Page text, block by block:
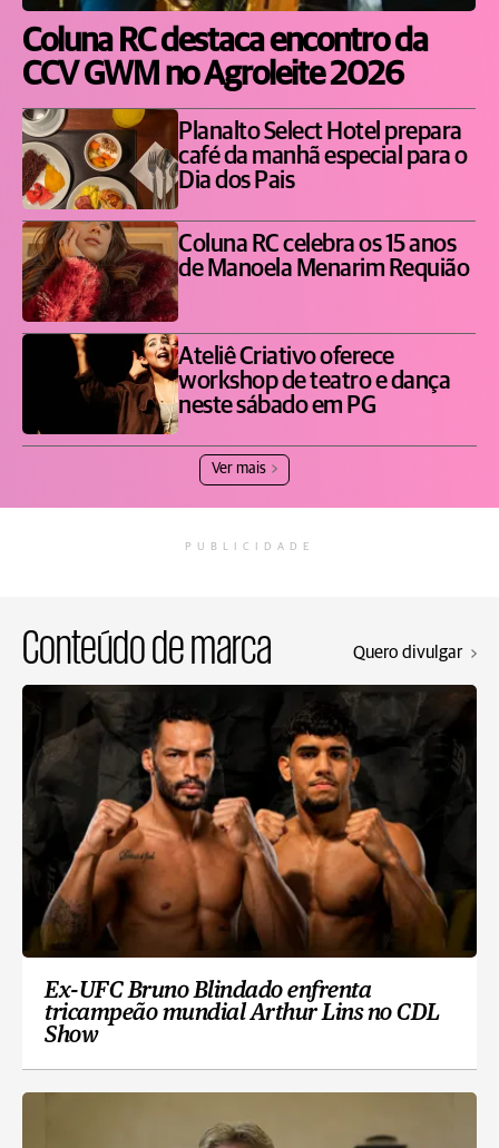
Coluna RC destaca encontro da
CCV GWM no Agroleite 2026
Planalto Select Hotel prepara
café da manhã especial para o
Dia dos Pais
Coluna RC celebra os 15 anos
de Manoela Menarim Requião
Ateliê Criativo oferece
workshop de teatro e dança
neste sábado em PG
Ver mais
PUBLICIDADE
Conteúdo de marca Quero divulgar
Ex-UFC Bruno Blindado enfrenta
tricampeão mundial Arthur Lins no CDL
Show